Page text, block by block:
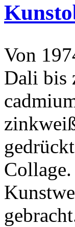
Von
Dali bis